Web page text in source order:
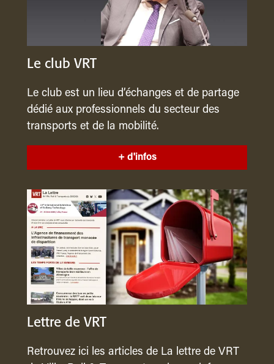
Le club VRT
Le club est un lieu d’échanges et de partage
dédié aux professionnels du secteur des
transports et de la mobilité.
+ d'infos
Lettre de VRT
Retrouvez ici les articles de La lettre de VRT